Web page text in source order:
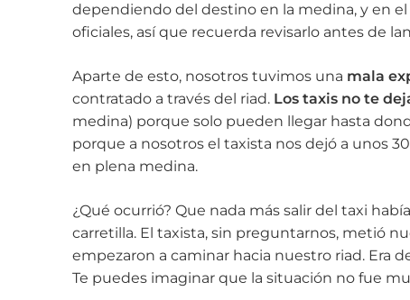
dependiendo del destino en la medina, y en
oficiales, así que recuerda revisarlo antes de
Aparte de esto, nosotros tuvimos una mala
contratado a través del riad. Los taxis no te
medina) porque solo pueden llegar hasta
porque a nosotros el taxista nos dejó a unos
en plena medina.
¿Qué ocurrió? Que nada más salir del taxi
carretilla. El taxista, sin preguntarnos, metió
empezaron a caminar hacia nuestro riad. Era
Te puedes imaginar que la situación no fue